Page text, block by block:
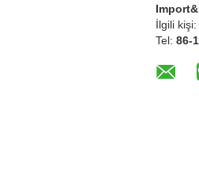
İlgili kişi:
Tel: 86-